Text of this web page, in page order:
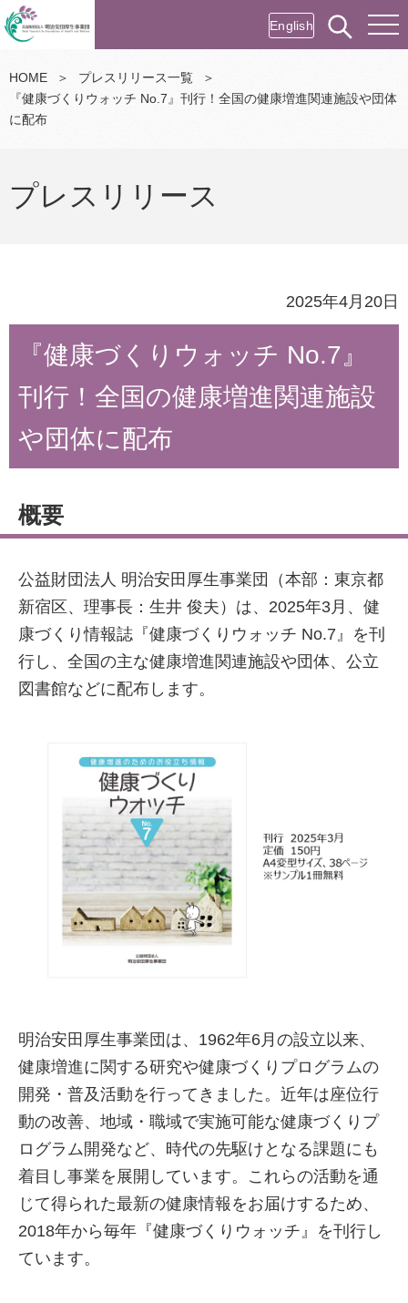
English
HOME ＞ プレスリリース一覧
＞
『健康づくりウォッチ No.7』刊行！全国の健康増進関連施設や団体
に配布
プレスリリース
2025年4月20日
『健康づくりウォッチ No.7』
刊行！全国の健康増進関連施設
や団体に配布
概要
公益財団法人 明治安田厚生事業団（本部：東京都
新宿区、理事長：生井 俊夫）は、2025年3月、健
康づくり情報誌『健康づくりウォッチ No.7』を刊
行し、全国の主な健康増進関連施設や団体、公立
図書館などに配布します。
明治安田厚生事業団は、1962年6月の設立以来、
健康増進に関する研究や健康づくりプログラムの
開発・普及活動を行ってきました。近年は座位行
動の改善、地域・職域で実施可能な健康づくりプ
ログラム開発など、時代の先駆けとなる課題にも
着目し事業を展開しています。これらの活動を通
じて得られた最新の健康情報をお届けするため、
2018年から毎年『健康づくりウォッチ』を刊行し
ています。